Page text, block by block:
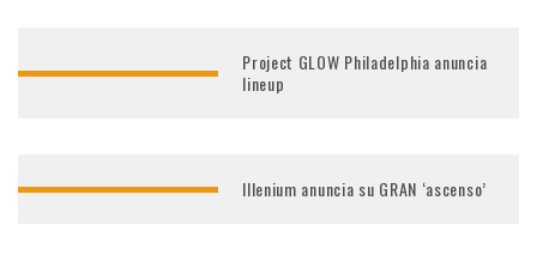
Project GLOW Philadelphia anuncia
lineup
Illenium anuncia su GRAN ‘ascenso’